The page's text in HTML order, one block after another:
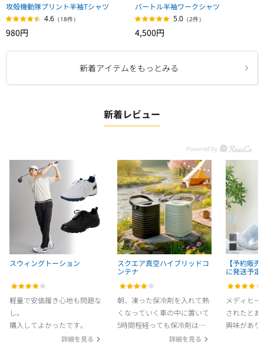
攻殻機動隊プリント半袖Tシャツ
4.6 （18件）
980円
バートル半袖ワークシャツ
5.0 （2件）
4,500円
新着アイテムをもっとみる
新着レビュー
スウィングトーション
詳細を見る
軽量で安価履き心地も問題な
し。
購入してよかったです。
スクエア真空ハイブリッドコ
ンテナ
詳細を見る
朝、凍った保冷剤を入れて熱
くなっていく車の中に置いて
5時間程経っても保冷剤はカ
チカチのままでした。スーパ
【予約販
に発送予定
ネック【
メディヒー
されたとあ
興味があり